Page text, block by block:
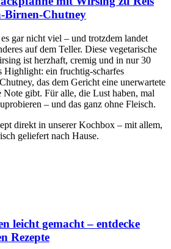
Birnen-Chutney
gar nicht viel – und trotzdem landet
auf dem Teller. Diese vegetarische
ist herzhaft, cremig und in nur 30
Highlight: ein fruchtig-scharfes
das dem Gericht eine unerwartete
Note gibt. Für alle, die Lust haben, mal
– und das ganz ohne Fleisch.
direkt in unserer Kochbox – mit allem,
geliefert nach Hause.
leicht gemacht – entdecke
Rezepte